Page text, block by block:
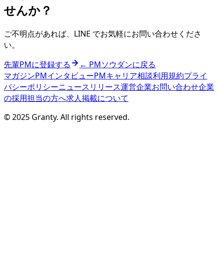
せんか？
ご不明点があれば、LINE でお気軽にお問い合わせくださ
い。
先輩PMに登録する
← PMソウダンに戻る
マガジンPMインタビューPMキャリア相談利用規約プライ
バシーポリシーニュースリリース運営企業お問い合わせ企業
の採用担当の方へ求人掲載について
© 2025 Granty. All rights reserved.